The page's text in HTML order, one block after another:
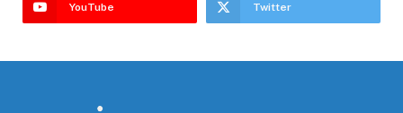
YouTube Twitter